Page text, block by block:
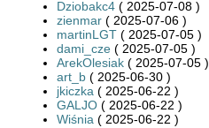
Dziobakc4 ( 2025-07-08 )
zienmar ( 2025-07-06 )
martinLGT ( 2025-07-05 )
dami_cze ( 2025-07-05 )
ArekOlesiak ( 2025-07-05 )
art_b ( 2025-06-30 )
jkiczka ( 2025-06-22 )
GALJO ( 2025-06-22 )
Wiśnia ( 2025-06-22 )